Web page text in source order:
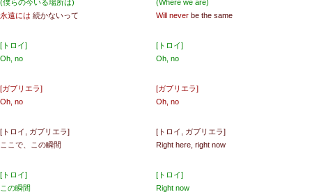
(僕らの今いる場所は)
永遠には 続かないって
[トロイ]
Oh, no
[ガブリエラ]
Oh, no
[トロイ, ガブリエラ]
ここで、この瞬間
[トロイ]
この瞬間
(Where we are)
Will never be the same
[トロイ]
Oh, no
[ガブリエラ]
Oh, no
[トロイ, ガブリエラ]
Right here, right now
[トロイ]
Right now